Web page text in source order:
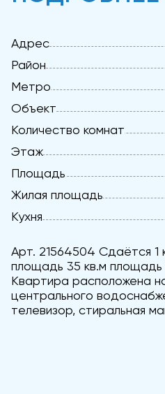
Адрес
Район
Метро
Объект
Количество комнат
Этаж
Площадь
Жилая площадь
Кухня
Арт. 21564504 Сдаётся 1
площадь 35 кв.м площадь
Квартира расположена
центрального
телевизор, стиральная